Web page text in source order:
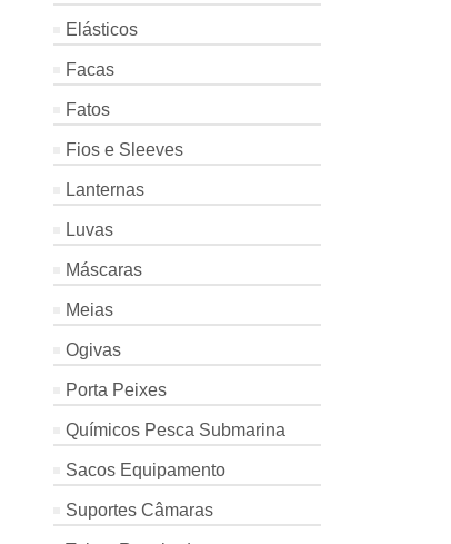
LANTERNA
LUMIA PLUS
CRESSI
NOT RATED
MARCADOR
€32.40
range:
€34.90
Elásticos
Facas
Fatos
Fios e Sleeves
Lanternas
Luvas
Máscaras
Meias
Ogivas
Porta Peixes
Químicos Pesca Submarina
Sacos Equipamento
Suportes Câmaras